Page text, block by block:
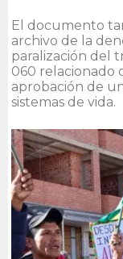
El documento
archivo de la
paralización del
060 relacionado
aprobación de
sistemas de vida.